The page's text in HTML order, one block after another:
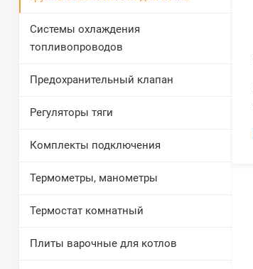
Системы охлаждения
топливопроводов
Предохранительный клапан
Регуляторы тяги
Комплекты подключения
Термометры, манометры
Термостат комнатный
Плиты варочные для котлов